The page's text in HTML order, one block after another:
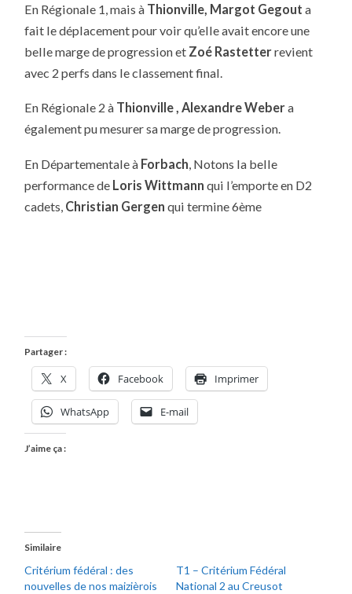
En Régionale 1, mais à Thionville, Margot Gegout a
fait le déplacement pour voir qu’elle avait encore une
belle marge de progression et Zoé Rastetterrevient
avec 2 perfs dans le classement final.
En Régionale 2 à Thionville , Alexandre Webera
également pu mesurer sa marge de progression.
En Départementale à Forbach, Notons la belle
performance de Loris Wittmann qui l’emporte en D2
cadets, Christian Gergen qui termine 6ème
Partager :
X Facebook Imprimer
WhatsApp E-mail
J’aime ça :
Similaire
Critérium fédéral : des
nouvelles de nos maizièrois
T1 – Critérium Fédéral
National 2 au Creusot